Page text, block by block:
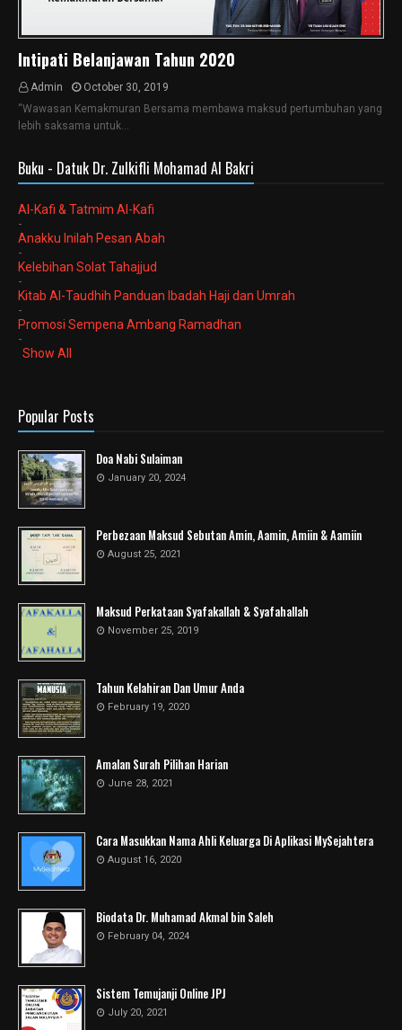
Intipati Belanjawan Tahun 2020
Admin
October 30, 2019
“Wawasan Kemakmuran Bersama membawa maksud pertumbuhan yang
lebih saksama untuk…
Buku - Datuk Dr. Zulkifli Mohamad Al Bakri
Al-Kafi & Tatmim Al-Kafi
-
Anakku Inilah Pesan Abah
-
Kelebihan Solat Tahajjud
-
Kitab Al-Taudhih Panduan Ibadah Haji dan Umrah
-
Promosi Sempena Ambang Ramadhan
-
Show All
Popular Posts
Doa Nabi Sulaiman
January 20, 2024
Perbezaan Maksud Sebutan Amin, Aamin, Amiin & Aamiin
August 25, 2021
Maksud Perkataan Syafakallah & Syafahallah
November 25, 2019
Tahun Kelahiran Dan Umur Anda
February 19, 2020
Amalan Surah Pilihan Harian
June 28, 2021
Cara Masukkan Nama Ahli Keluarga Di Aplikasi MySejahtera
August 16, 2020
Biodata Dr. Muhamad Akmal bin Saleh
February 04, 2024
Sistem Temujanji Online JPJ
July 20, 2021